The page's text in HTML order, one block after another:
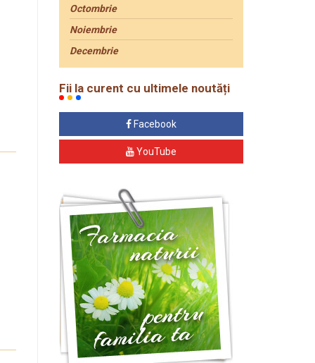
Octombrie
Noiembrie
Decembrie
Fii la curent cu ultimele noutăți
Facebook
YouTube